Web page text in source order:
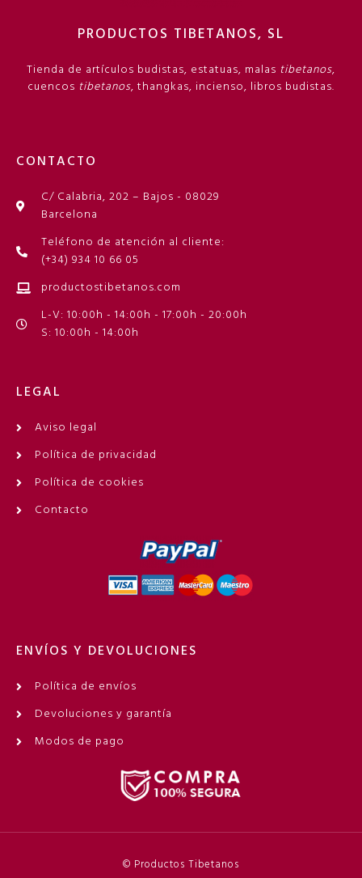
PRODUCTOS TIBETANOS, SL
Tienda de artículos budistas, estatuas, malas tibetanos,
cuencos tibetanos, thangkas, incienso, libros budistas.
CONTACTO
C/ Calabria, 202 – Bajos - 08029
Barcelona
Teléfono de atención al cliente:
(+34) 934 10 66 05
productostibetanos.com
L-V: 10:00h - 14:00h - 17:00h - 20:00h
S: 10:00h - 14:00h
LEGAL
Aviso legal
Política de privacidad
Política de cookies
Contacto
ENVÍOS Y DEVOLUCIONES
Política de envíos
Devoluciones y garantía
Modos de pago
© Productos Tibetanos